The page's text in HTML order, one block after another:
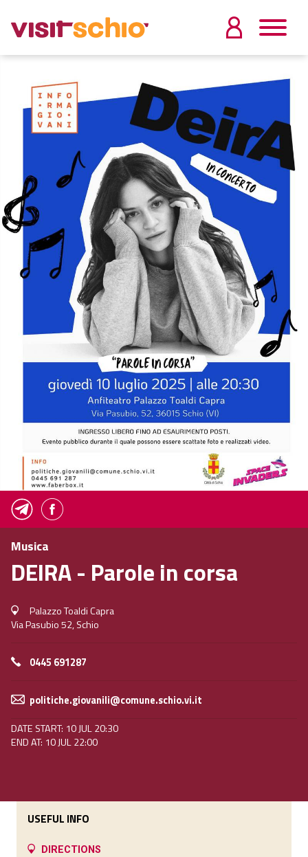
Musica
DEIRA - Parole in corsa
Palazzo Toaldi Capra
Via Pasubio 52, Schio
0445 691287
politiche.giovanili@comune.schio.vi.it
DATE START: 10 JUL 20:30
END AT: 10 JUL 22:00
USEFUL INFO
DIRECTIONS